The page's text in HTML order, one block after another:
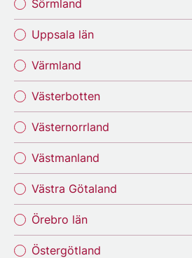
Sörmland
Uppsala län
Värmland
Västerbotten
Västernorrland
Västmanland
Västra Götaland
Örebro län
Östergötland